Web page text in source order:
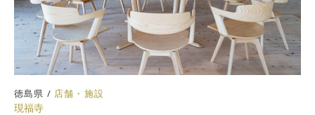
徳島県 / 店舗・施設
現福寺